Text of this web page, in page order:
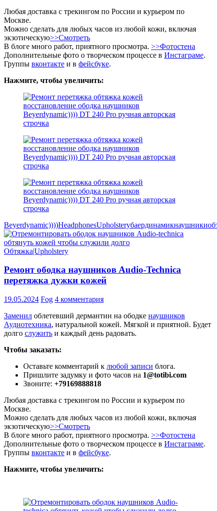
Любая доставка с трекингом по России и курьером по
Москве.
Можно сделать для любых часов из любой кожи, включая
экзотическую>>Смотреть
В блоге много работ, приятного просмотра. >>Фотостена
Дополнительные фото о творческом процессе в Инстаграме.
Группы вконтакте и в фейсбуке.
Нажмите, чтобы увеличить:
Beyerdynamic))))HeadphonesUpholsteryбаердинамикнаушники
Обтяжка|Upholstery
Ремонт ободка наушников Audio-Technica
перетяжка дужки кожей
19.05.2024 Fog 4 комментария
Заменил облетевший дермантин на ободке наушников
Аудиотехника, натуральной кожей. Мягкой и приятной. Будет
долго служить и каждый день радовать.
Чтобы заказать:
Оставьте комментарий к любой записи блога.
Пришлите задумку и фото часов на 1@totibi.com
Звоните: +79169888818
Любая доставка с трекингом по России и курьером по
Москве.
Можно сделать для любых часов из любой кожи, включая
экзотическую>>Смотреть
В блоге много работ, приятного просмотра. >>Фотостена
Дополнительные фото о творческом процессе в Инстаграме.
Группы вконтакте и в фейсбуке.
Нажмите, чтобы увеличить: